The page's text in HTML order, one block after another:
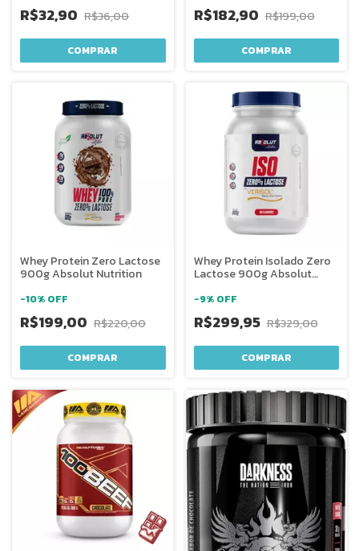
R$32,90 R$36,00 R$182,90 R$199,00
Whey Protein Zero Lactose
900g Absolut Nutrition
-10% OFF
R$199,00 R$220,00
COMPRAR
Whey Protein Isolado Zero
Lactose 900g Absolut
-9% OFF
R$299,95 R$329,00
COMPRAR